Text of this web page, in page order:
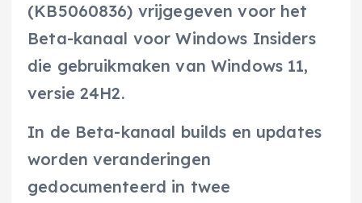
(KB5060836) vrijgegeven voor het
Beta-kanaal voor Windows Insiders
die gebruikmaken van Windows 11,
versie 24H2.
In de Beta-kanaal builds en updates
worden veranderingen
gedocumenteerd in twee